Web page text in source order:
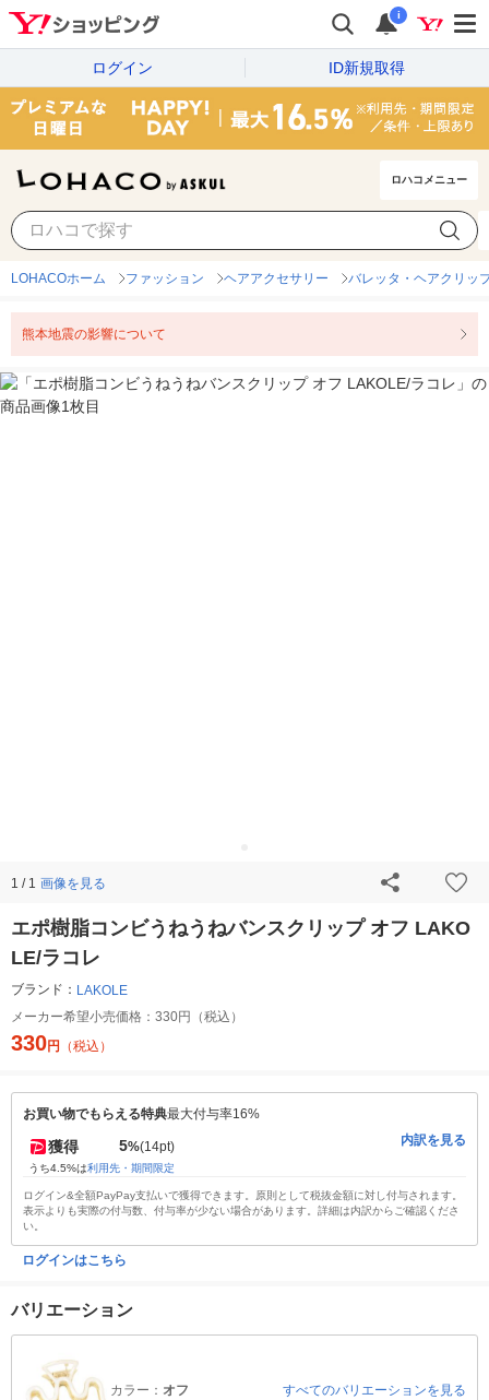
i
ログイン ID新規取得
ロハコメニュー
LOHACOホーム ファッション ヘアアクセサリー バレッタ・ヘアクリッ
熊本地震の影響について
1 / 1 画像を見る
エポ樹脂コンビうねうねバンスクリップ オフ LAKO
LE/ラコレ
ブランド： LAKOLE
メーカー希望小売価格： 330円（税込）
330円 （税込）
お買い物でもらえる特典最大付与率16%
獲得 5%(14pt)
うち4.5%は利用先・期間限定
内訳を見る
ログイン&全額PayPay支払いで獲得できます。原則として税抜金額に対し付与されます。
表示よりも実際の付与数、付与率が少ない場合があります。詳細は内訳からご確認くださ
い。
ログインはこちら
バリエーション
カラー： オフ すべてのバリエーションを見る